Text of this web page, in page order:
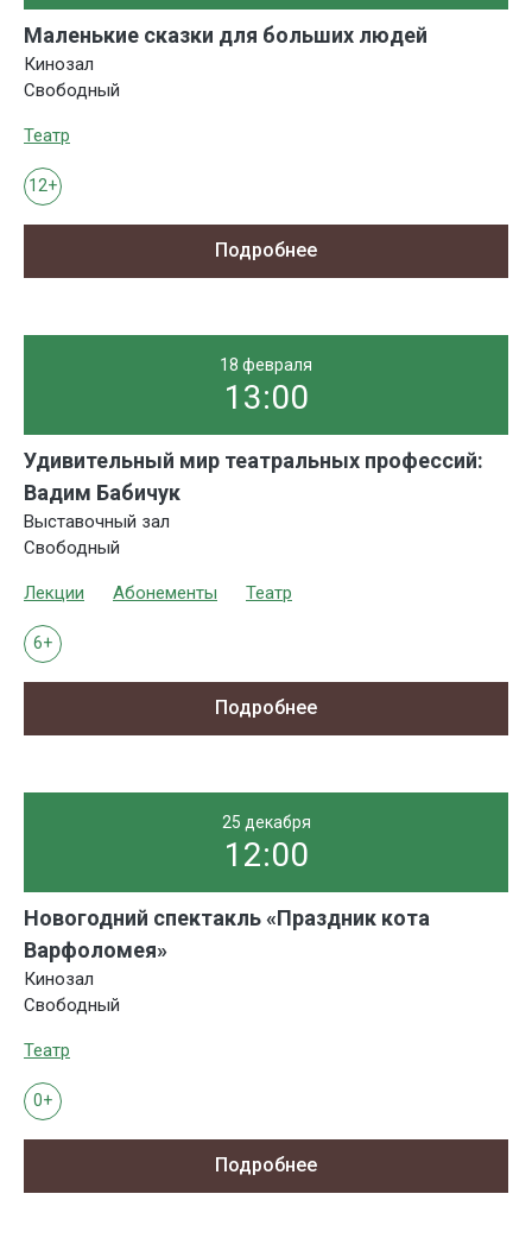
Маленькие сказки для больших людей
Кинозал
Свободный
Театр
12+
Подробнее
18 февраля
13:00
Удивительный мир театральных профессий:
Вадим Бабичук
Выставочный зал
Свободный
Лекции Абонементы Театр
6+
Подробнее
25 декабря
12:00
Новогодний спектакль «Праздник кота
Варфоломея»
Кинозал
Свободный
Театр
0+
Подробнее